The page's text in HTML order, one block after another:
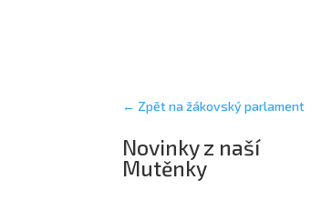
← Zpět na žákovský parlament
Novinky z naší
Mutěnky